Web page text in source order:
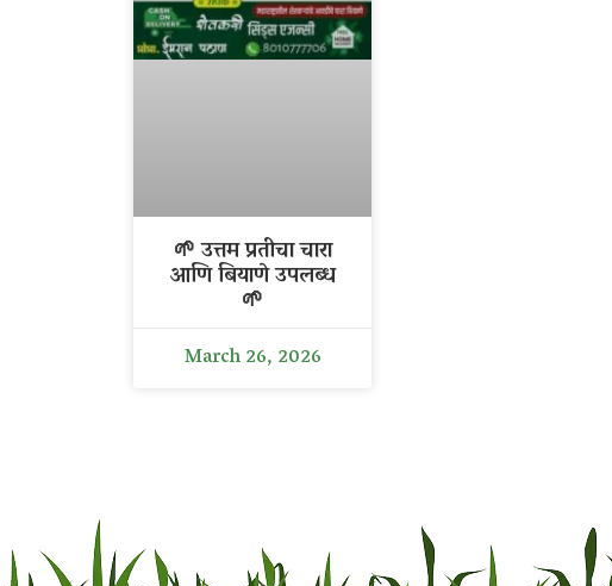
🌱 उत्तम प्रतीचा चारा
आणि बियाणे उपलब्ध
🌱
March 26, 2026